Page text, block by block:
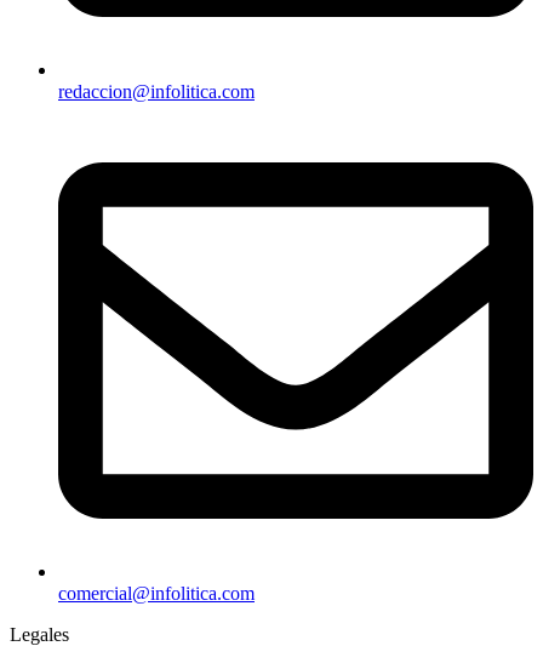
redaccion@infolitica.com
comercial@infolitica.com
Legales